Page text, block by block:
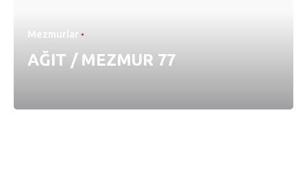
Mezmurlar
AĞIT / MEZMUR 77